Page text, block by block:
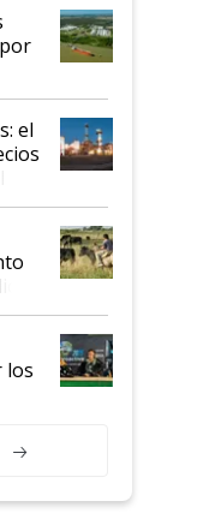
el
los